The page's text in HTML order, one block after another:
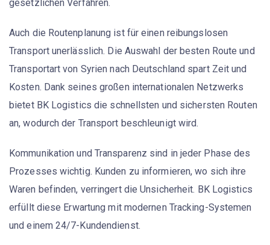
gesetzlichen Verfahren.
Auch die Routenplanung ist für einen reibungslosen
Transport unerlässlich. Die Auswahl der besten Route und
Transportart von Syrien nach Deutschland spart Zeit und
Kosten. Dank seines großen internationalen Netzwerks
bietet BK Logistics die schnellsten und sichersten Routen
an, wodurch der Transport beschleunigt wird.
Kommunikation und Transparenz sind in jeder Phase des
Prozesses wichtig. Kunden zu informieren, wo sich ihre
Waren befinden, verringert die Unsicherheit. BK Logistics
erfüllt diese Erwartung mit modernen Tracking-Systemen
und einem 24/7-Kundendienst.